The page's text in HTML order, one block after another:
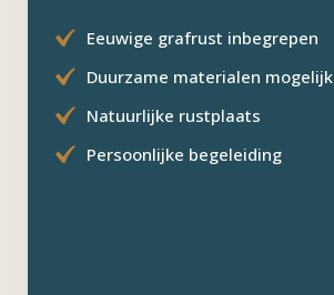
Eeuwige grafrust inbegrepen
Duurzame materialen mogelijk
Natuurlijke rustplaats
Persoonlijke begeleiding